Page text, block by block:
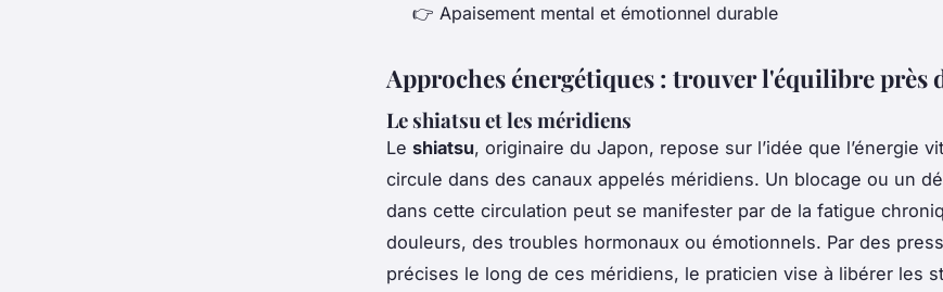
👉 Apaisement mental et émotionnel durable
Approches énergétiques : trouver l'équilibre près
Le shiatsu et les méridiens
Le shiatsu, originaire du Japon, repose sur l’idée que l’énergie
circule dans des canaux appelés méridiens. Un blocage ou un
dans cette circulation peut se manifester par de la fatigue
douleurs, des troubles hormonaux ou émotionnels. Par des
précises le long de ces méridiens, le praticien vise à libérer les